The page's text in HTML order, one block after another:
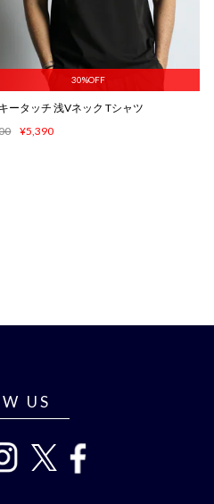
30%OFF
ータッチ 浅Vネック Tシャツ
¥5,390
US